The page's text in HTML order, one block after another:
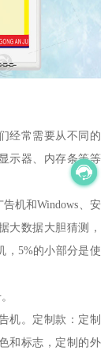
经常需要从不同的
示器、内存条等等
机和Windows、安
大数据大胆猜测，
，5%的小部分是使
机。定制款：定制
和标志，定制的外